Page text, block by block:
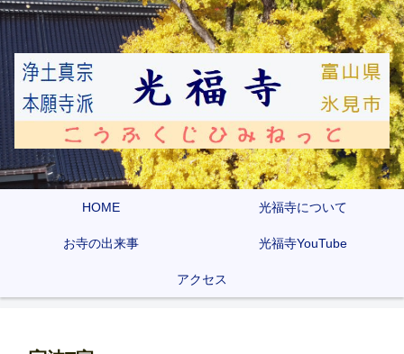
HOME 光福寺について
お寺の出来事 光福寺YouTube
アクセス